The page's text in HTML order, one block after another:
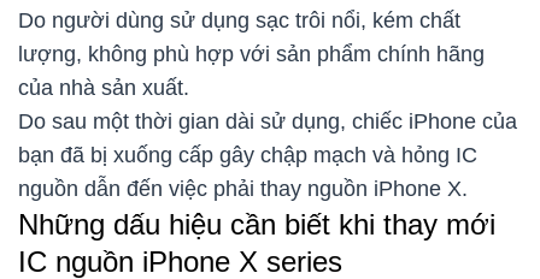
Do người dùng sử dụng sạc trôi nổi, kém chất
lượng, không phù hợp với sản phẩm chính hãng
của nhà sản xuất.
Do sau một thời gian dài sử dụng, chiếc iPhone của
bạn đã bị xuống cấp gây chập mạch và hỏng IC
nguồn dẫn đến việc phải thay nguồn iPhone X.
Những dấu hiệu cần biết khi thay mới
IC nguồn iPhone X series